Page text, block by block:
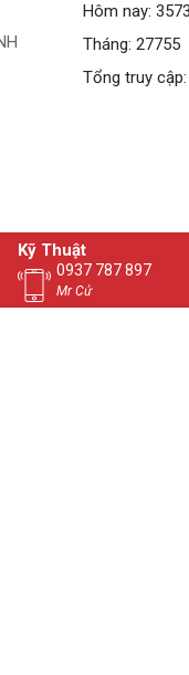
Hôm nay: 3573
Tháng: 27755
Tổng truy
Kỹ Thuật
0937 787 897
Mr Cử